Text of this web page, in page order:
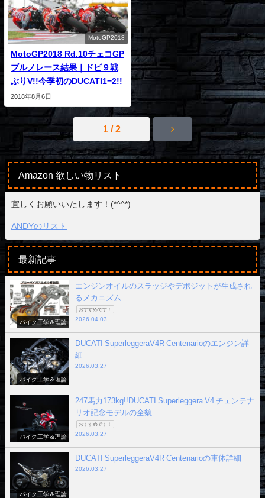
MotoGP2018
MotoGP2018 Rd.10チェコGP
ブルノレース結果｜ドビ９戦
ぶりV!!今季初のDUCATI1−2!!
2018年8月6日
1 / 2
Amazon 欲しい物リスト
宜しくお願いいたします！(*^^*)
ANDYのリスト
最新記事
バイク工学＆理論
エンジンオイルのスラッジやデポジットが生成され
るメカニズム
おすすめです！
2026.04.03
バイク工学＆理論
DUCATI SuperleggeraV4R Centenarioのエンジン詳
細
2026.03.27
バイク工学＆理論
247馬力173kg!!DUCATI Superleggera V4 チェンテナ
リオ記念モデルの全貌
おすすめです！
2026.03.27
バイク工学＆理論
DUCATI SuperleggeraV4R Centenarioの車体詳細
2026.03.27